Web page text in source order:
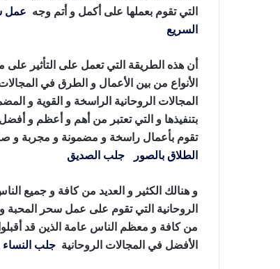
التي تقوم بعملها على أكمل و أتم وجه عمل
السريع
أن هذه الطريقة التي تعمل على التأثير
الأنواع من بين الأعمال و الطرق في
المجالات الروحانية الراسخة و القوية و
بتنفيذها و التي تعتبر من أهم و أعظم و
تقوم بأعمال راسخة و مضمونة و مجربة و
الطلاق بالصور
جلب الصديق
و هنالك الكثير و العديد من كافة و جميع
الروحانية التي تقوم على عمل سحر
من كافة و معظم الناس عامة الذين قد أقبلوا
الأفضل في المجالات الروحانية جلب النساء